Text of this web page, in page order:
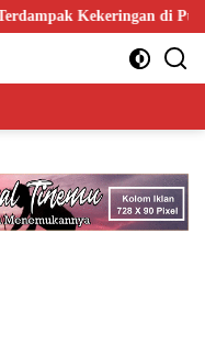
Kekeringan di